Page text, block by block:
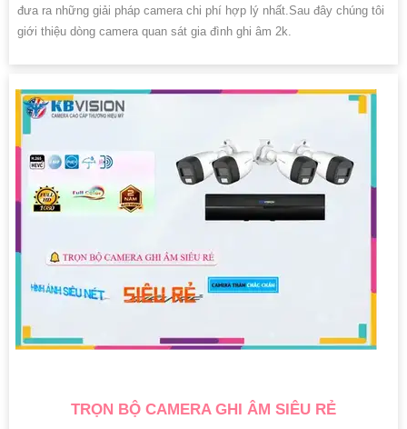
đưa ra những giải pháp camera chi phí hợp lý nhất.Sau đây chúng tôi
giới thiệu dòng camera quan sát gia đình ghi âm 2k.
TRỌN BỘ CAMERA GHI ÂM SIÊU RẺ